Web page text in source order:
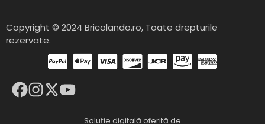
Copyright © 2024 Bricolando.ro, Toate drepturile
rezervate.
Soluție digitală oferită de